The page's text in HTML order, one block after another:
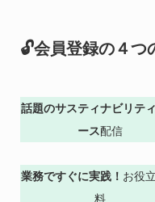
🔓会員登録の４つ
話題のサスティナビリテ
ース配信
業務ですぐに実践！ お役
料